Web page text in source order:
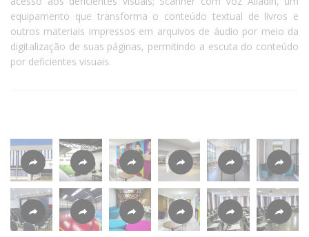
equipamento que transforma o conteúdo textual de livros e
outros materiais impressos em arquivos de áudio por meio da
digitalização de suas páginas, permitindo a escuta do conteúdo
por deficientes visuais.